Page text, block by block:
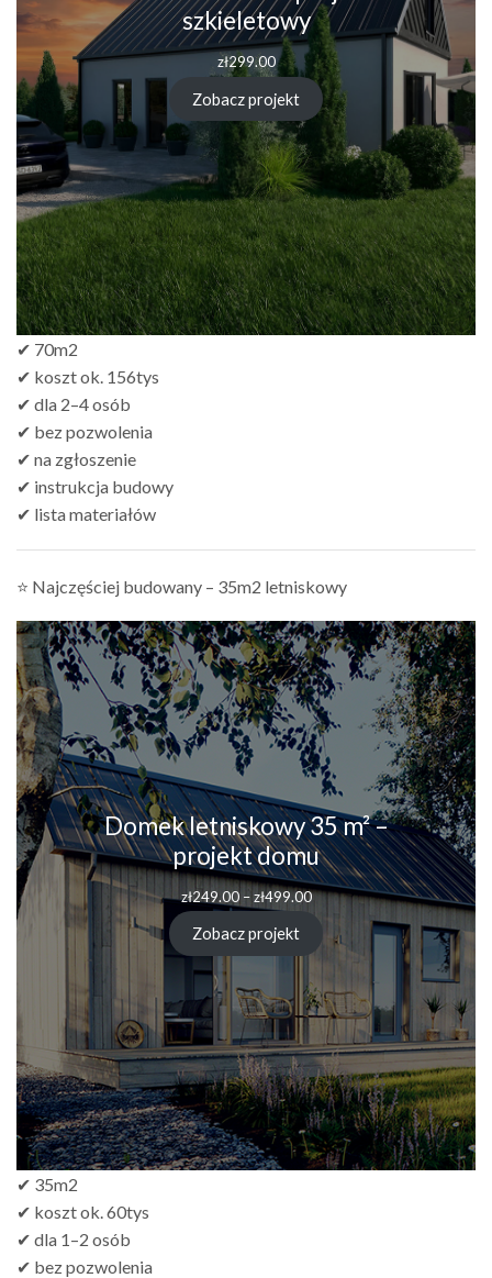
szkieletowy
zł299.00
Zobacz projekt
✔ 70m2
✔ koszt ok. 156tys
✔ dla 2–4 osób
✔ bez pozwolenia
✔ na zgłoszenie
✔ instrukcja budowy
✔ lista materiałów
⭐ Najczęściej budowany – 35m2 letniskowy
Domek letniskowy 35 m² –
projekt domu
zł249.00 – zł499.00Zakres
zł249.00
zł499.00
Zobacz projekt
✔ 35m2
✔ koszt ok. 60tys
✔ dla 1–2 osób
✔ bez pozwolenia